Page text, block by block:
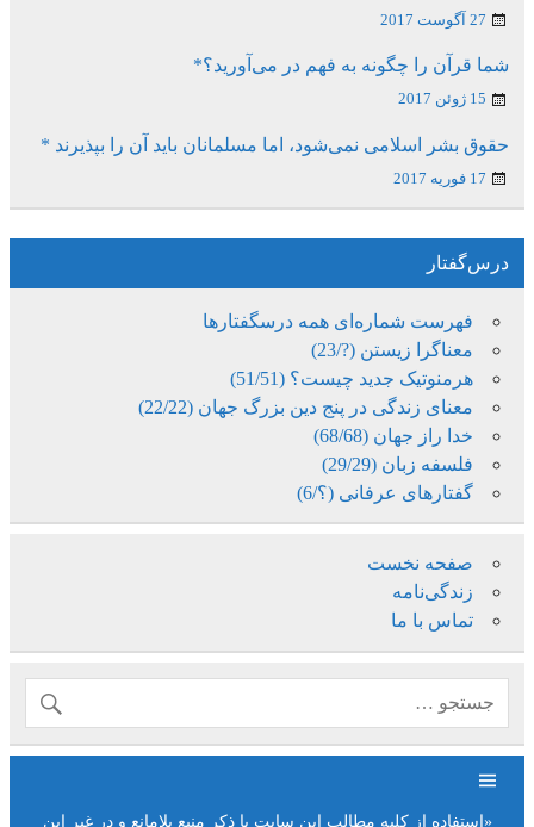
27 آگوست 2017
شما قرآن را چگونه به فهم در می‌آورید؟*
15 ژوئن 2017
حقوق بشر اسلامی نمی‌شود، اما مسلمانان باید آن را بپذیرند *
17 فوریه 2017
درس‌گفتار
فهرست شماره‌ای همه درسگفتارها
معناگرا زیستن (?/23)
هرمنوتیک جدید چیست؟ (51/51)
معنای زندگی در پنج دین بزرگ جهان (22/22)
خدا راز جهان (68/68)
فلسفه زبان (29/29)
گفتارهای عرفانی (؟/6)
صفحه نخست
زندگی‌نامه
تماس با ما
«استفاده از کلیه مطالب این سایت با ذکر منبع بلامانع و در غیر این